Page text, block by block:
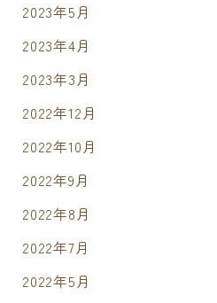
2023年5月
2023年4月
2023年3月
2022年12月
2022年10月
2022年9月
2022年8月
2022年7月
2022年5月